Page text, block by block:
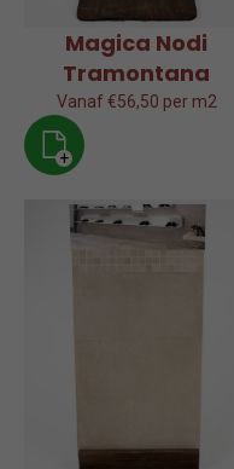
Magica Nodi
Tramontana
Vanaf €56,50 per m2
+